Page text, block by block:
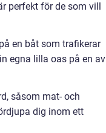
perfekt för de som vill
en båt som trafikerar
egna lilla oas på en av
såsom mat- och
dig inom ett